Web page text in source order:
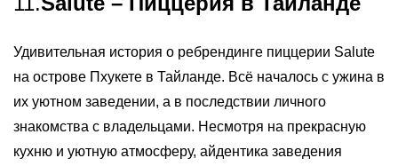
Удивительная история о ребрендинге пиццерии Salute
на острове Пхукете в Тайланде. Всё началось с ужина в
их уютном заведении, а в последствии личного
знакомства с владельцами. Несмотря на прекрасную
кухню и уютную атмосферу, айдентика заведения